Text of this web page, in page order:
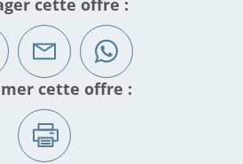
cette offre :